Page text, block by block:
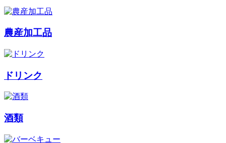
農産加工品
ドリンク
酒類